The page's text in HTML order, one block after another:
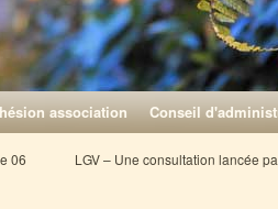
association Conseil
06
LGV – Une consultation lancée